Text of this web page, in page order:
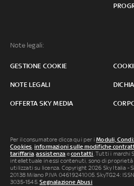
Note legali:
GESTIONE COOKIE
NOTE LEGALI
OFFERTA SKY MEDIA
Per il consumatore clicca qui per iModuli,
Cookies informazioni sulle modifiche
tariffaria ,assistenza econtatti . Tutti i
intellettuale in essi contenuti, sono di proprietà
utilizzati su licenza. Copyright 2026 Sky Italia -
20138 Milano P.IVA 04619241005. SkyTG24:
3035-1545.Segnalazione Abusi